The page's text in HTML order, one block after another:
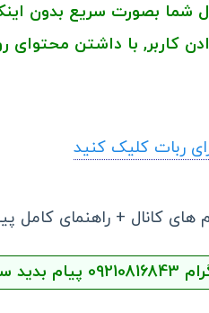
شما بصورت سریع بدون
کاربر, با داشتن
ربات کلیک کنید
های کانال + راهنمای کامل
بشه